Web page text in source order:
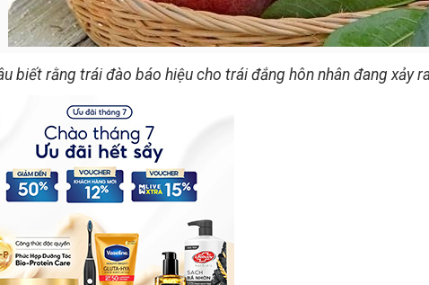
biết rằng trái đào báo hiệu cho trái đắng hôn nhân đang xảy